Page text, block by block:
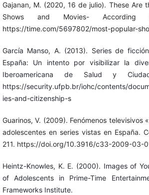
Gajanan, M. (2020, 16 de julio). These Are
Shows and Movies-
https://time.com/5697802/most-popular-
García Manso, A. (2013). Series de
España: Un intento por visibilizar la
Iberoamericana de Salud y
https://security.ufpb.br/iohc/contents/
ies-and-citizenship-s
Guarinos, V. (2009). Fenómenos televisivos
adolescentes en series vistas en España.
211. https://doi.org/10.3916/c33-2009-03-
Heintz-Knowles, K. E. (2000). Images of
of Adolescents in Prime-Time
Frameworks Institute.